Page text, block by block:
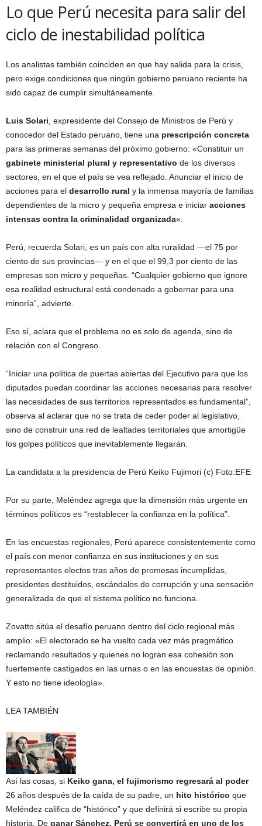
Lo que Perú necesita para salir del
ciclo de inestabilidad política
Los analistas también coinciden en que hay salida para la crisis,
pero exige condiciones que ningún gobierno peruano reciente ha
sido capaz de cumplir simultáneamente.
Luis Solari , expresidente del Consejo de Ministros de Perú y
conocedor del Estado peruano, tiene una prescripción concreta
para las primeras semanas del próximo gobierno: «Constituir un
gabinete ministerial plural y representativo de los diversos
sectores, en el que el país se vea reflejado. Anunciar el inicio de
acciones para el desarrollo rural y la inmensa mayoría de familias
dependientes de la micro y pequeña empresa e iniciar acciones
intensas contra la criminalidad organizada«.
Perú, recuerda Solari, es un país con alta ruralidad —el 75 por
ciento de sus provincias— y en el que el 99,3 por ciento de las
empresas son micro y pequeñas. “Cualquier gobierno que ignore
esa realidad estructural está condenado a gobernar para una
minoría”, advierte.
Eso sí, aclara que el problema no es solo de agenda, sino de
relación con el Congreso.
“Iniciar una política de puertas abiertas del Ejecutivo para que los
diputados puedan coordinar las acciones necesarias para resolver
las necesidades de sus territorios representados es fundamental”,
observa al aclarar que no se trata de ceder poder al legislativo,
sino de construir una red de lealtades territoriales que amortigüe
los golpes políticos que inevitablemente llegarán.
La candidata a la presidencia de Perú Keiko Fujimori (c) Foto:EFE
Por su parte, Meléndez agrega que la dimensión más urgente en
términos políticos es “restablecer la confianza en la política”.
En las encuestas regionales, Perú aparece consistentemente como
el país con menor confianza en sus instituciones y en sus
representantes electos tras años de promesas incumplidas,
presidentes destituidos, escándalos de corrupción y una sensación
generalizada de que el sistema político no funciona.
Zovatto sitúa el desafío peruano dentro del ciclo regional más
amplio: «El electorado se ha vuelto cada vez más pragmático
reclamando resultados y quienes no logran esa cohesión son
fuertemente castigados en las urnas o en las encuestas de opinión.
Y esto no tiene ideología».
LEA TAMBIÉN
Así las cosas, si Keiko gana, el fujimorismo regresará al poder
26 años después de la caída de su padre, un hito histórico que
Meléndez califica de “histórico” y que definirá si escribe su propia
historia. De ganar Sánchez, Perú se convertirá en uno de los